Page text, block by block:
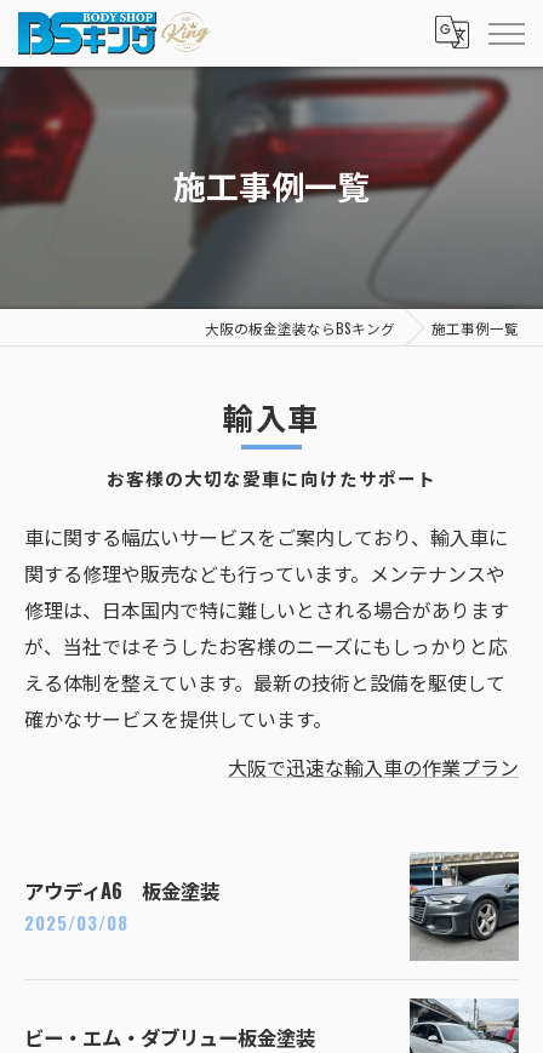
施工事例一覧
大阪の板金塗装ならBSキング 施工事例一覧
輸入車
お客様の大切な愛車に向けたサポート
車に関する幅広いサービスをご案内しており、輸入車に
関する修理や販売なども行っています。メンテナンスや
修理は、日本国内で特に難しいとされる場合があります
が、当社ではそうしたお客様のニーズにもしっかりと応
える体制を整えています。最新の技術と設備を駆使して
確かなサービスを提供しています。
大阪で迅速な輸入車の作業プラン
アウディA6 板金塗装
2025/03/08
ビー・エム・ダブリュー板金塗装